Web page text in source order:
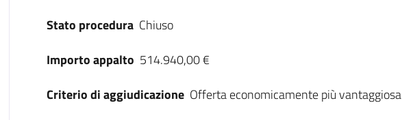
Stato procedura Chiuso
Importo appalto 514.940,00 €
Criterio di aggiudicazione Offerta economicamente più vantaggiosa